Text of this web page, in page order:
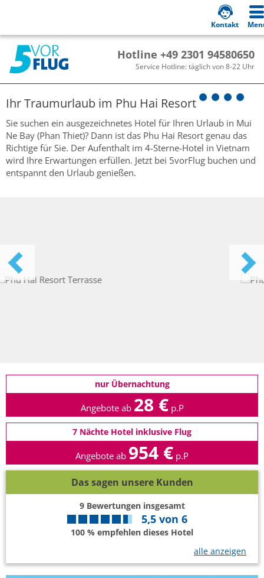
Hotline +49 2301 94580650
Service Hotline: täglich von 8-22 Uhr
Kontakt
Ihr Traumurlaub im Phu Hai Resort
Sie suchen ein ausgezeichnetes Hotel für Ihren Urlaub in Mui
Ne Bay (Phan Thiet)? Dann ist das Phu Hai Resort genau das
Richtige für Sie. Der Aufenthalt im 4-Sterne-Hotel in Vietnam
wird Ihre Erwartungen erfüllen. Jetzt bei 5vorFlug buchen und
entspannt den Urlaub genießen.
nur Übernachtung
Angebote ab 28 € p.P
7 Nächte Hotel inklusive Flug
Angebote ab 954 € p.P
Das sagen unsere Kunden
9Bewertungen insgesamt
5,5 von 6
100 % empfehlen dieses Hotel
alle anzeigen